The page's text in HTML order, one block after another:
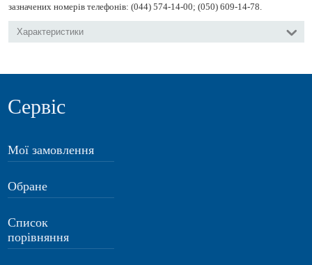
зазначених номерів телефонів: (044) 574-14-00; (050) 609-14-78.
Характеристики
Сервіс
Мої замовлення
Обране
Список
порівняння